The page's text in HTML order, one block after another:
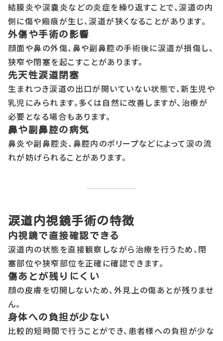
結膜炎や涙嚢炎などの炎症を繰り返すことで、涙道の内
側に傷や瘢痕が生じ、涙道が狭くなることがあります。
外傷や手術の影響
顔面や鼻の外傷、鼻や副鼻腔の手術後に涙道が損傷し、
狭窄や閉塞を起こすことがあります。
先天性涙道閉塞
生まれつき涙道の出口が開いていない状態で、新生児や
乳児にみられます。多くは自然に改善しますが、治療が
必要となる場合もあります。
鼻や副鼻腔の病気
鼻炎や副鼻腔炎、鼻腔内のポリープなどによって涙の流
れが妨げられることがあります。
涙道内視鏡手術の特徴
内視鏡で直接確認できる
涙道内の状態を直接観察しながら治療を行うため、閉
塞部位や狭窄部位を正確に確認できます。
傷あとが残りにくい
顔の皮膚を切開しないため、外見上の傷あとが残りませ
ん。
身体への負担が少ない
比較的短時間で行うことができ、患者様への負担が少な